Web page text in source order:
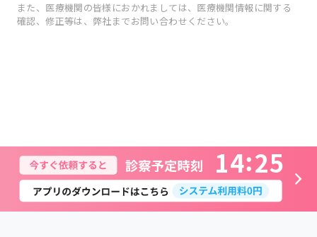
また、医療機関の皆様におかれましては、医療機関情報に関する
確認、修正等は、弊社までお問い合わせください。
14 25